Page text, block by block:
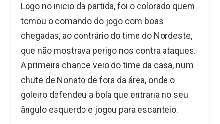
Logo no inicio da partida, foi o colorado quem
tomou o comando do jogo com boas
chegadas, ao contrário do time do Nordeste,
que não mostrava perigo nos contra ataques.
A primeira chance veio do time da casa, num
chute de Nonato de fora da área, onde o
goleiro defendeu a bola que entraria no seu
ângulo esquerdo e jogou para escanteio.